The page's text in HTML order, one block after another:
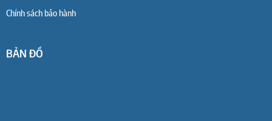
Chính sách bảo hành
BẢN ĐỒ